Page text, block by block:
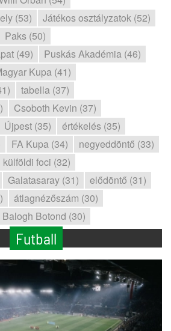
(53)
Játékos osztályzatok (52)
Paks (50)
(49)
Puskás Akadémia (46)
Kupa (41)
tabella (37)
Csoboth Kevin (37)
Újpest (35)
értékelés (35)
FA Kupa (34)
negyeddöntő (33)
külföldi foci (32)
Galatasaray (31)
elődöntő (31)
átlagnézőszám (30)
Balogh Botond (30)
Futball